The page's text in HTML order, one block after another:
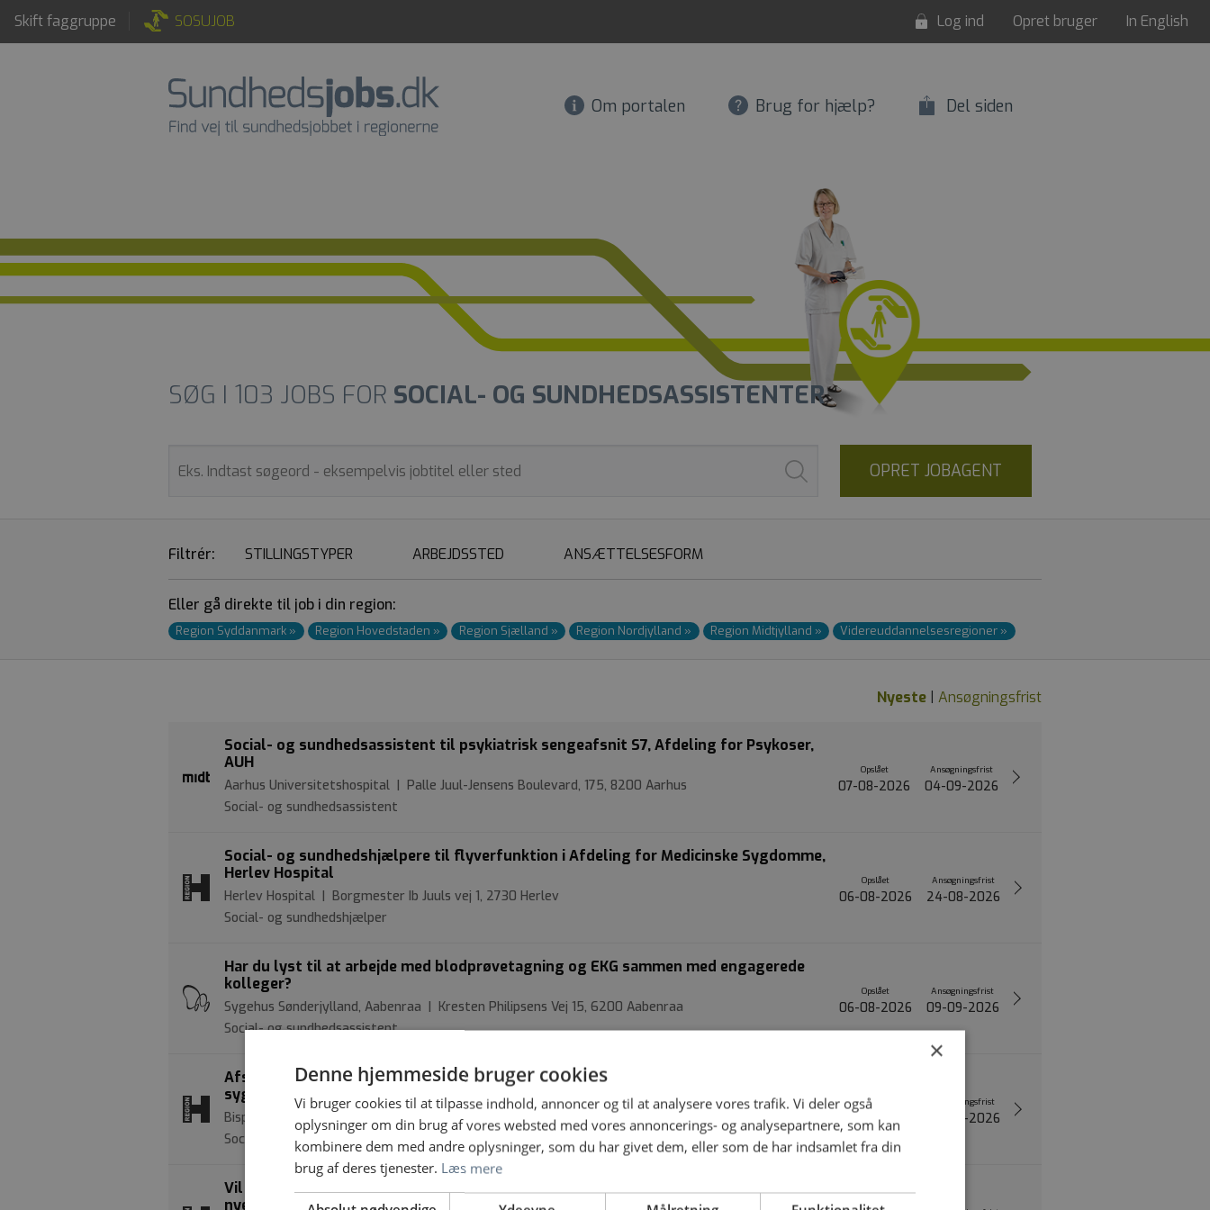
Skift faggruppe SOSUJOB Log ind Opret bruger In English
Om portalen Brug for hjælp? Del siden
SØG I 103 JOBS FOR SOCIAL- OG SUNDHEDSASSISTENTER
OPRET JOBAGENT
Filtrér: STILLINGSTYPER ARBEJDSSTED ANSÆTTELSESFORM
Eller gå direkte til job i din region:
Region Syddanmark » Region Hovedstaden » Region Sjælland » Region Nordjylland » Region Midtjylland » Videre­uddannelses­regioner »
Nyeste Ansøgningsfrist
Social- og sundhedsassistent til psykiatrisk sengeafsnit S7, Afdeling for Psykoser,
AUH
Aarhus Universitetshospital | Palle Juul-Jensens Boulevard, 175, 8200 Aarhus
Social- og sundhedsassistent
Opslået
07-08-2026
Ansøgningsfrist
04-09-2026
Social- og sundhedshjælpere til flyverfunktion i Afdeling for Medicinske Sygdomme,
Herlev Hospital
Herlev Hospital | Borgmester Ib Juuls vej 1, 2730 Herlev
Social- og sundhedshjælper
Opslået
06-08-2026
Ansøgningsfrist
24-08-2026
Har du lyst til at arbejde med blodprøvetagning og EKG sammen med engagerede
kolleger?
Sygehus Sønderjylland, Aabenraa | Kresten Philipsens Vej 15, 6200 Aabenraa
Social- og sundhedsassistent
Opslået
06-08-2026
Ansøgningsfrist
09-09-2026
Afsnit A4 på Psykiatrisk Center København søger social- og sundhedsassistent eller
sygeplejerske
Bispebjerg og Frederiksberg Hospital | Esther Ammundsens vej 36, 2400 København
Social- og sundhedsassistent
Opslået
06-08-2026
Ansøgningsfrist
23-08-2026
Vil du arbejde med ældre patienter med komplekse problemstillinger? Så er du vores
nye social- og sundhedsassistent på Psykiatrisk Center Glostrup
×
Denne hjemmeside bruger cookies
Vi bruger cookies til at tilpasse indhold, annoncer og til at analysere vores trafik. Vi deler også
oplysninger om din brug af vores websted med vores annoncerings- og analysepartnere, som kan
kombinere dem med andre oplysninger, som du har givet dem, eller som de har indsamlet fra din
brug af deres tjenester. Læs mere